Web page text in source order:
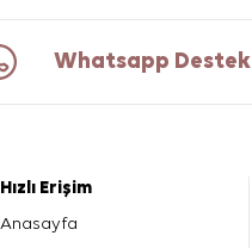
Whatsapp Destek
Hızlı Erişim
Anasayfa